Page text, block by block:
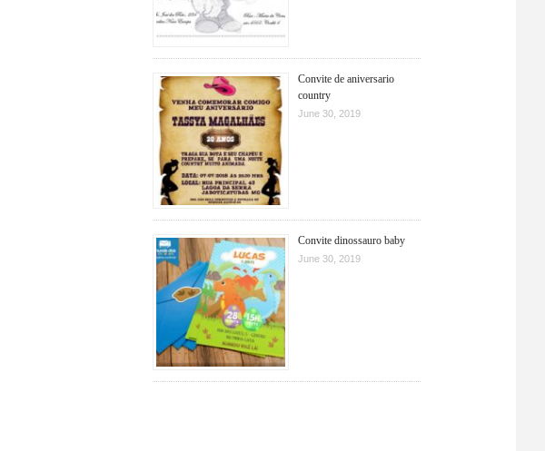
Convite de aniversario
country
June 30, 2019
Convite dinossauro baby
June 30, 2019